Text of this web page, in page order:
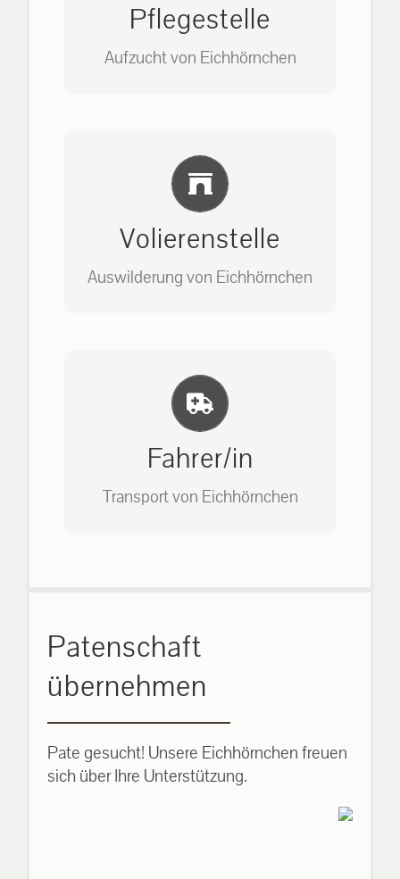
Pflegestelle
Aufzucht von Eichhörnchen
auf: 0162-7909946
Volierenstelle
Auswilderung von Eichhörnchen
Einlernung und Infos
Bitte unter unserem Büro anrufen
auf: 0162-7909946
Fahrer/in
Transport von Eichhörnchen
Einlernung und Infos
auf: 0162-7909946
Patenschaft
übernehmen
Pate gesucht! Unsere Eichhörnchen freuen
sich über Ihre Unterstützung.